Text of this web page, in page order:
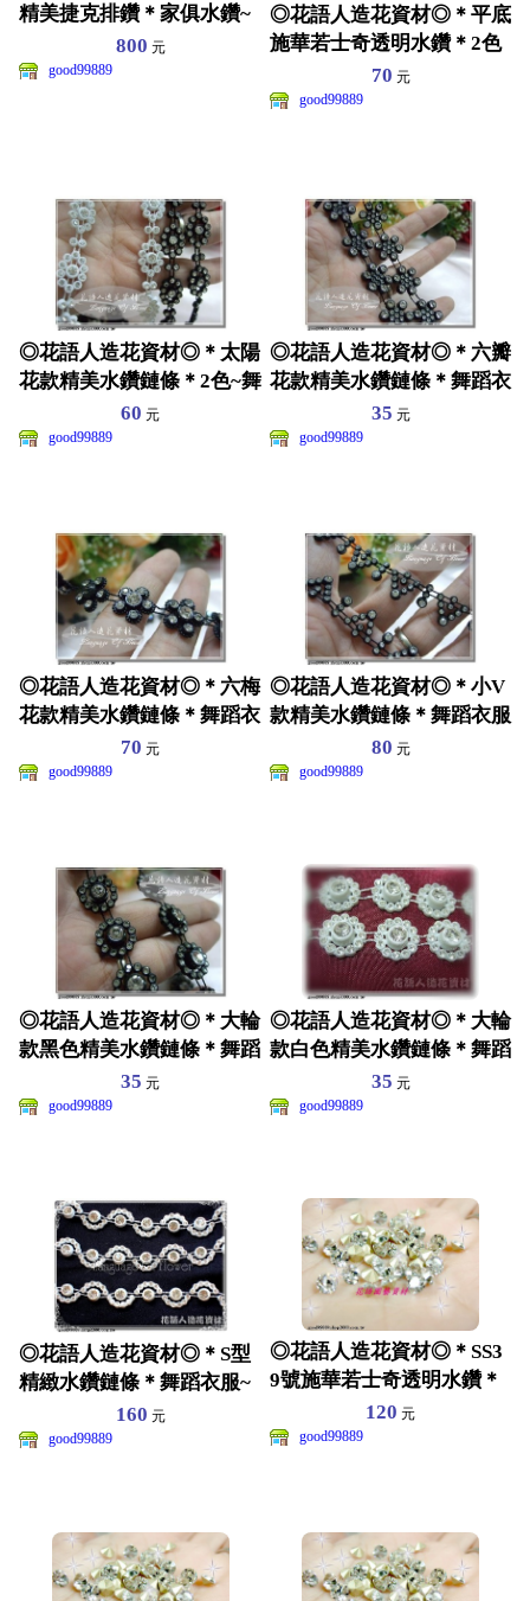
精美捷克排鑽＊家俱水鑽~
舞蹈服裝~皮包~髮飾裝
800 元
good99889
◎花語人造花資材◎＊平底
施華若士奇透明水鑽＊2色
多尺寸選擇~裝飾藝品
70 元
good99889
◎花語人造花資材◎＊太陽
花款精美水鑽鏈條＊2色~舞
蹈衣服~皮包~髮飾裝
60 元
good99889
◎花語人造花資材◎＊六瓣
花款精美水鑽鏈條＊舞蹈衣
服~皮包~髮飾裝飾
35 元
good99889
◎花語人造花資材◎＊六梅
花款精美水鑽鏈條＊舞蹈衣
服~皮包~髮飾裝飾
70 元
good99889
◎花語人造花資材◎＊小V
款精美水鑽鏈條＊舞蹈衣服
~皮包~髮飾裝飾
80 元
good99889
◎花語人造花資材◎＊大輪
款黑色精美水鑽鏈條＊舞蹈
衣服~皮包~髮飾裝飾
35 元
good99889
◎花語人造花資材◎＊大輪
款白色精美水鑽鏈條＊舞蹈
衣服~皮包~髮飾裝飾
35 元
good99889
◎花語人造花資材◎＊S型
精緻水鑽鏈條＊舞蹈衣服~
皮包~涼鞋~髮飾裝飾
160 元
good99889
◎花語人造花資材◎＊SS3
9號施華若士奇透明水鑽＊
尖角鑽~裝飾高級藝品
120 元
good99889